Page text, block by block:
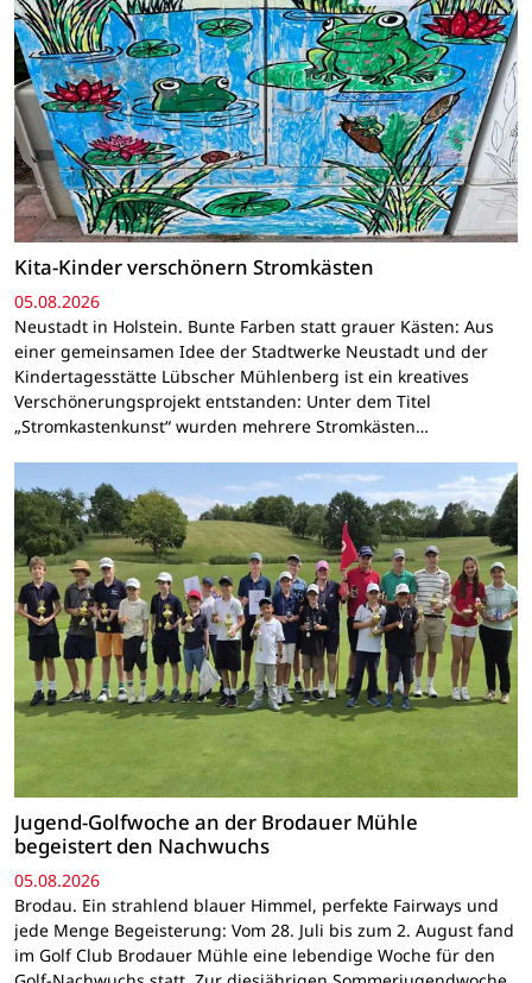
Kita-Kinder verschönern Stromkästen
05.08.2026
Neustadt in Holstein. Bunte Farben statt grauer Kästen: Aus
einer gemeinsamen Idee der Stadtwerke Neustadt und der
Kindertagesstätte Lübscher Mühlenberg ist ein kreatives
Verschönerungsprojekt entstanden: Unter dem Titel
„Stromkastenkunst“ wurden mehrere Stromkästen…
Jugend-Golfwoche an der Brodauer Mühle
begeistert den Nachwuchs
05.08.2026
Brodau. Ein strahlend blauer Himmel, perfekte Fairways und
jede Menge Begeisterung: Vom 28. Juli bis zum 2. August fand
im Golf Club Brodauer Mühle eine lebendige Woche für den